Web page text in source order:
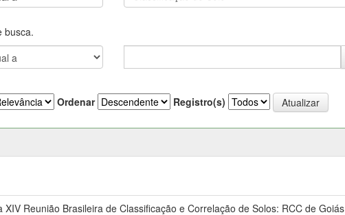
busca.
Ordenar Registro(s)
XIV Reunião Brasileira de Classificação e Correlação de Solos: RCC de Goiás